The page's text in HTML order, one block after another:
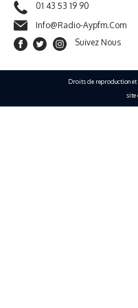
01 43 53 19 90
Info@radio-Aypfm.com
Suivez Nous
Droits de reproduction
site